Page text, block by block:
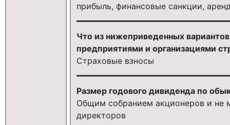
прибыль, финансовые санкции,
Что из нижеприведенных
предприятиями и организациями
Страховые взносы
Размер годового дивиденда по
Общим собранием акционеров и не
директоров